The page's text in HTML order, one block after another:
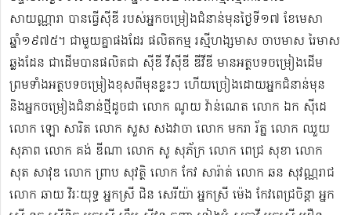
សាយណ្ណារា បានធ្វើស៊ីឌី ​របស់អ្នកចម្រៀងជំនាន់មុនថ្ងៃទី១៧ ខែមេសា
ឆ្នាំ១៩៧៥។ ជាមួយគ្នាផងដែរ ផលិតកម្ម រស្មីហង្សមាស ចាបមាស រៃមាស​
ឆ្លងដែន ជាដើមបានផលិតជា ស៊ីឌី វីស៊ីឌី ឌីវីឌី មានអត្ថបទចម្រៀងដើម
ព្រមទាំងអត្ថបទចម្រៀងខុសពីមុន​ខ្លះៗ ហើយច្រៀងដោយអ្នកជំនាន់មុន
និងអ្នកចម្រៀងជំនាន់​ថ្មីដូចជា លោក ណូយ វ៉ាន់ណេត លោក ឯក ស៊ីដេ​​
លោក ឡោ សារិត លោក​​ សួស សងវាចា​ លោក មករា រ័ត្ន លោក ឈួយ
សុភាព លោក គង់ ឌីណា លោក សូ សុភ័ក្រ លោក ពេជ្រ សុខា លោក
សុត​ សាវុឌ លោក ព្រាប សុវត្ថិ លោក កែវ សារ៉ាត់ លោក ឆន សុវណ្ណរាជ
លោក ឆាយ វិរៈយុទ្ធ អ្នកស្រី ជិន សេរីយ៉ា អ្នកស្រី ម៉េង កែវពេជ្រចិន្តា អ្នក